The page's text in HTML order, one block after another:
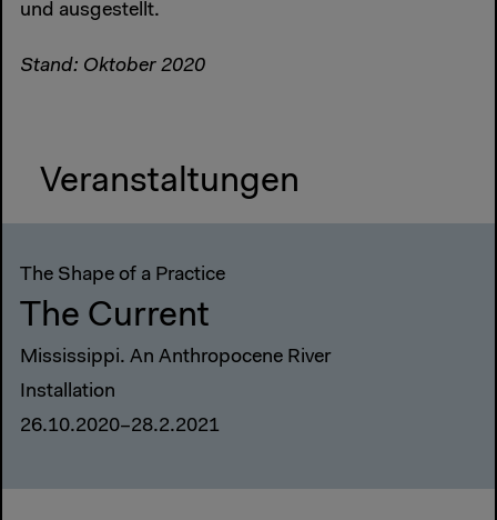
und ausgestellt.
Stand: Oktober 2020
Veranstaltungen
The Shape of a Practice
The Current
Mississippi. An Anthropocene River
Installation
26.10.2020–28.2.2021